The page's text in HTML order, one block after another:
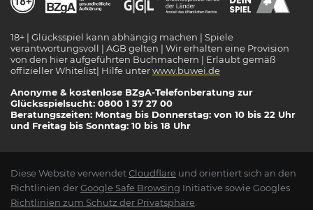
18+ | Glücksspiel kann abhängig machen | Spiele
verantwortungsvoll | AGB gelten | Wir erhalten eine Provision
von den hier aufgeführten Buchmachern | Erlaubt gemäß
offizieller Whitelist| Hilfe unterwww.buwei.de
Anonyme & kostenlose BZgA-Telefonberatung zur
Glücksspielsucht: 0800 1 37 27 00
Beratungszeiten: Montag bis Donnerstag: von 10 bis 22 Uhr
und Freitag bis Sonntag: 10 bis 18 Uhr
Diese Website verwendetCloudflare und orientiert sich an den
Richtlinien derGoogle Safe Browsing Initiative sowie Googles
Richtlinien zum Schutz der Privatsphäre